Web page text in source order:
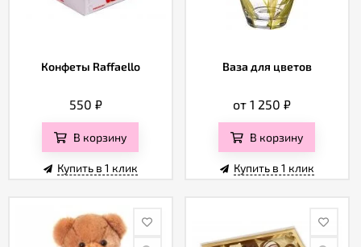
Конфеты Raffaello
550 ₽
В корзину
Купить в 1 клик
Ваза для цветов
от 1 250₽
В корзину
Купить в 1 клик